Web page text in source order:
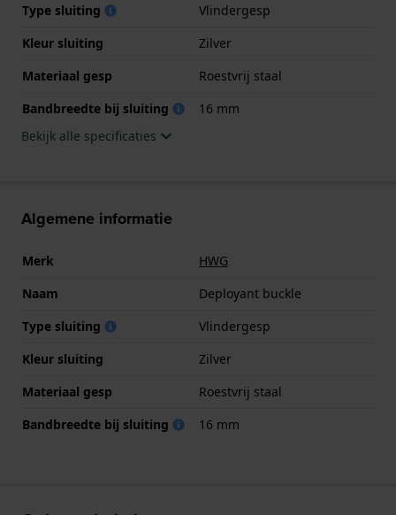
Type sluiting
Vlindergesp
Kleur sluiting
Zilver
Materiaal gesp
Roestvrij staal
Bandbreedte bij sluiting
16 mm
Bekijk alle specificaties
Algemene informatie
Merk
HWG
Naam
Deployant buckle
Type sluiting
Vlindergesp
Kleur sluiting
Zilver
Materiaal gesp
Roestvrij staal
Bandbreedte bij sluiting
16 mm